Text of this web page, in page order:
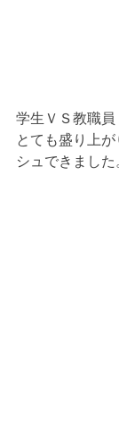
学生ＶＳ教職員
とても盛り上
シュできました。